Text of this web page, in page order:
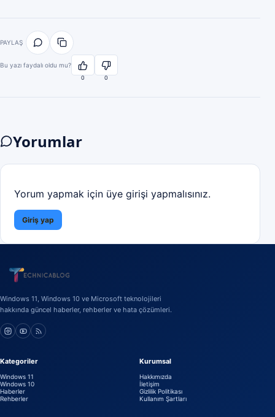
PAYLAŞ
Bu yazı faydalı oldu mu?
0 0
Yorumlar
Yorum yapmak için üye girişi yapmalısınız.
Giriş yap
Windows 11, Windows 10 ve Microsoft teknolojileri
hakkında güncel haberler, rehberler ve hata çözümleri.
Kategoriler
Windows 11
Windows 10
Haberler
Rehberler
Kurumsal
Hakkımızda
İletişim
Gizlilik Politikası
Kullanım Şartları